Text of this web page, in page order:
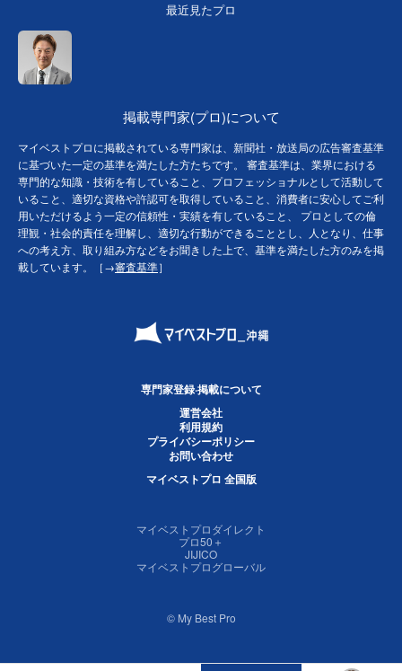
最近見たプロ
掲載専門家(プロ)について
マイベストプロに掲載されている専門家は、新聞社・放送局の広告審査基準
に基づいた一定の基準を満たした方たちです。 審査基準は、業界における
専門的な知識・技術を有していること、プロフェッショナルとして活動して
いること、適切な資格や許認可を取得していること、消費者に安心してご利
用いただけるよう一定の信頼性・実績を有していること、 プロとしての倫
理観・社会的責任を理解し、適切な行動ができることとし、人となり、仕事
への考え方、取り組み方などをお聞きした上で、基準を満たした方のみを掲
載しています。［→審査基準］
専門家登録·掲載について
運営会社
利用規約
プライバシーポリシー
お問い合わせ
マイベストプロ 全国版
マイベストプロダイレクト
プロ50＋
JIJICO
マイベストプログローバル
© My Best Pro